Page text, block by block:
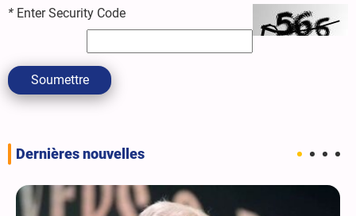
* Enter Security Code
Soumettre
Dernières nouvelles